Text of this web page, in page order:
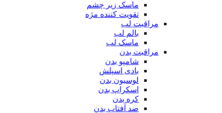
ماسک زیر چشم
تقویت کننده مژه
مراقبت لب
بالم لب
ماسک لب
مراقبت بدن
شامپو بدن
بادی اسپلش
لوسیون بدن
اسکراپ بدن
کره بدن
ضد آفتاب بدن